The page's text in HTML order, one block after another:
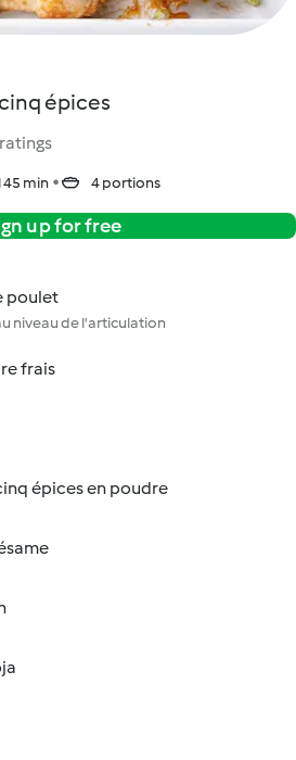
épices
45 min 4 portions
up for free
poulet
niveau de l'articulation
frais
épices en poudre